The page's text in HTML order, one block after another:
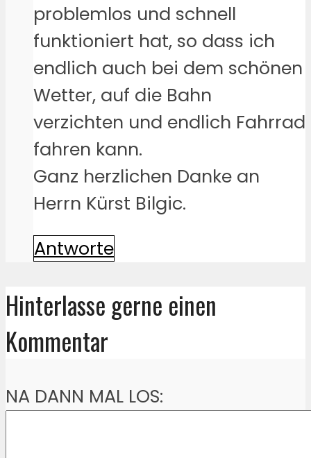
problemlos und schnell
funktioniert hat, so dass ich
endlich auch bei dem schönen
Wetter, auf die Bahn
verzichten und endlich Fahrrad
fahren kann.
Ganz herzlichen Danke an
Herrn Kürst Bilgic.
Antworte
Hinterlasse gerne einen
Kommentar
NA DANN MAL LOS: